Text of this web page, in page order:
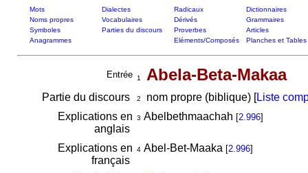
Mots Dialectes Radicaux
Dictionnaires
Noms propres
Vocabulaires Dérivés
Grammaires
Symboles
Parties du discours Proverbes
Articles
Anagrammes
Eléments/Composés Planches et Tables
Entrée 1 Abela-Beta-Makaa
Partie du discours 2 nom propre (biblique) [Liste
Explications en
anglais
3 Abelbethmaachah [2.996]
Explications en
français
4Abel-Bet-Maaka [2.996]